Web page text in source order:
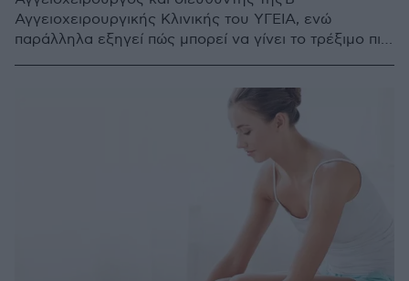
Αγγειοχειρουργικής Κλινικής του ΥΓΕΙΑ, ενώ
παράλληλα εξηγεί πώς μπορεί να γίνει το τρέξιμο πιο